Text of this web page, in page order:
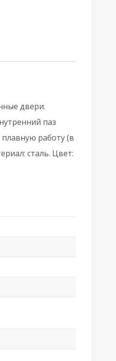
двери.
паз
работу (в
сталь. Цвет: